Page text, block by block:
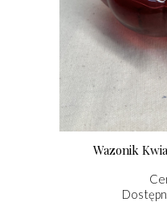
Wazonik